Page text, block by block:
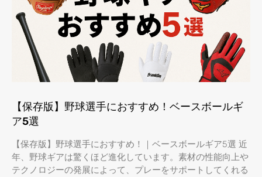
【保存版】野球選手におすすめ！ベースボールギ
ア5選
【保存版】野球選手におすすめ！｜ベースボールギア5選 近
年、野球ギアは驚くほど進化しています。素材の性能向上や
テクノロジーの発展によって、プレーをサポートしてくれる